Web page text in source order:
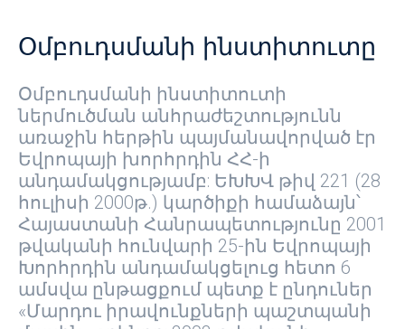
Օմբուդսմանի ինստիտուտը
Օմբուդսմանի ինստիտուտի
ներմուծման անհրաժեշտությունն
առաջին հերթին պայմանավորված էր
Եվրոպայի խորհրդին ՀՀ-ի
անդամակցությամբ: ԵԽԽՎ թիվ 221 (28
հուլիսի 2000թ.) կարծիքի համաձայն՝
Հայաստանի Հանրապետությունը 2001
թվականի հունվարի 25-ին Եվրոպայի
Խորհրդին անդամակցելուց հետո 6
ամսվա ընթացքում պետք է ընդուներ
«Մարդու իրավունքների պաշտպանի